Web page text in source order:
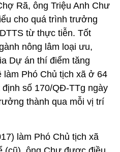
Rã, ông Triệu Anh Chư
cho quá trình trưởng
từ thực tiễn. Tốt
nông lâm loại ưu,
Dự án thí điểm tăng
Phó Chủ tịch xã ở 64
số 170/QĐ-TTg ngày
thành qua mỗi vị trí
làm Phó Chủ tịch xã